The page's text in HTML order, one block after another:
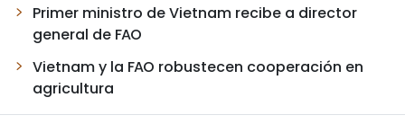
Primer ministro de Vietnam recibe a director
general de FAO
Vietnam y la FAO robustecen cooperación en
agricultura